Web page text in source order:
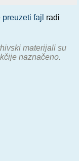
preuzeti fajl radi
materijali su
naznačeno.